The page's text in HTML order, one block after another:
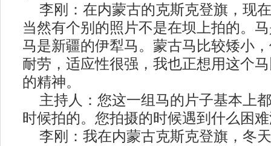
李刚：在内蒙古的克斯克登旗，现
当然有个别的照片不是在坝上拍的。
马是新疆的伊犁马。蒙古马比较矮小
耐劳，适应性很强，我也正想用这个
的精神。
主持人：您这一组马的片子基本上
时候拍的。您拍摄的时候遇到什么困
李刚：我在内蒙古克斯克登旗，冬